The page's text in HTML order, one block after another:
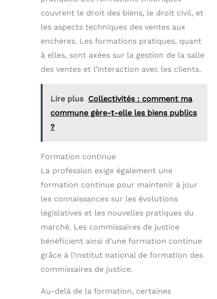
couvrent le droit des biens, le droit civil, et
les aspects techniques des ventes aux
enchères. Les formations pratiques, quant
à elles, sont axées sur la gestion de la salle
des ventes et l’interaction avec les clients.
Lire plus Collectivités : comment ma
commune gère-t-elle les biens publics
?
Formation continue
La profession exige également une
formation continue pour maintenir à jour
les connaissances sur les évolutions
législatives et les nouvelles pratiques du
marché. Les commissaires de justice
bénéficient ainsi d’une formation continue
grâce à l’Institut national de formation des
commissaires de justice.
Au-delà de la formation, certaines